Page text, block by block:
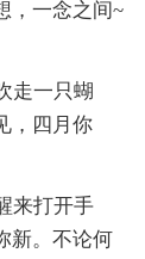
，一念之间~
走一只蝴
，四月你
来打开手
新。不论何